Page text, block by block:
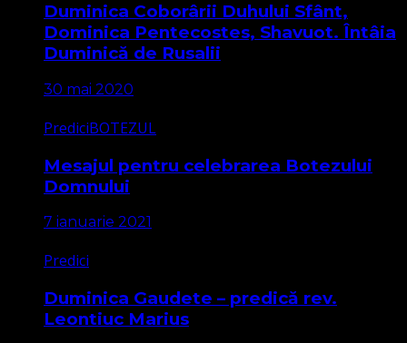
Duminica Coborârii Duhului Sfânt,
Dominica Pentecostes, Shavuot. Întâia
Duminică de Rusalii
30 mai 2020
PrediciBOTEZUL
Mesajul pentru celebrarea Botezului
Domnului
7 ianuarie 2021
Predici
Duminica Gaudete – predică rev.
Leontiuc Marius